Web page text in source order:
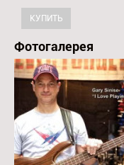
Фотогалерея